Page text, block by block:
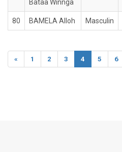
Bataa Winnga
80 BAMELA Alloh Masculin
« 1 2 3 4 5 6